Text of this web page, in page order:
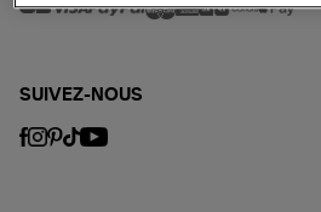
SUIVEZ-NOUS